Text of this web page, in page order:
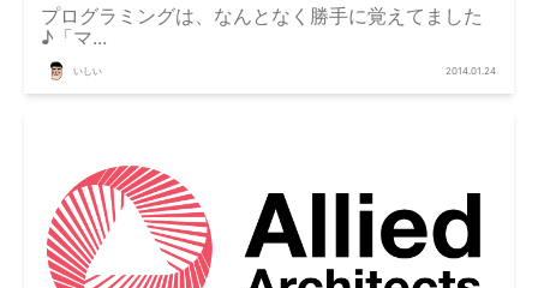
プログラミングは、なんとなく勝手に覚えてました
♪「マ...
いしい 2014.01.24